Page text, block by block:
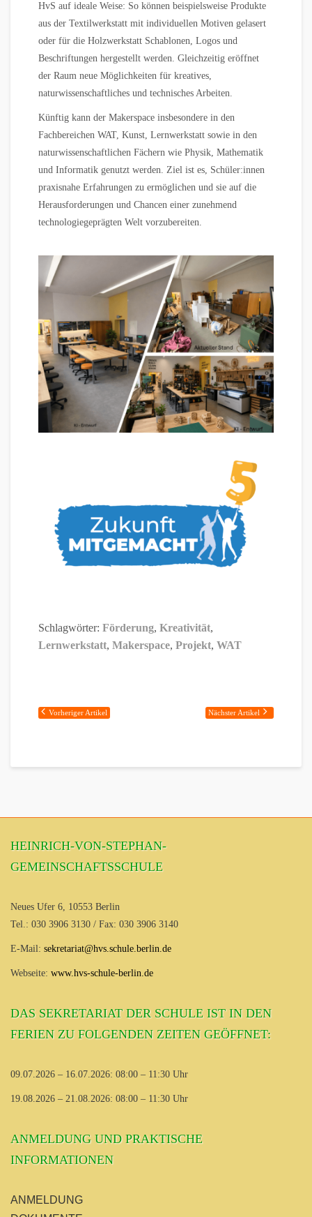
HvS auf ideale Weise: So können beispielsweise Produkte
aus der Textilwerkstatt mit individuellen Motiven gelasert
oder für die Holzwerkstatt Schablonen, Logos und
Beschriftungen hergestellt werden. Gleichzeitig eröffnet
der Raum neue Möglichkeiten für kreatives,
naturwissenschaftliches und technisches Arbeiten.
Künftig kann der Makerspace insbesondere in den
Fachbereichen WAT, Kunst, Lernwerkstatt sowie in den
naturwissenschaftlichen Fächern wie Physik, Mathematik
und Informatik genutzt werden. Ziel ist es, Schüler:innen
praxisnahe Erfahrungen zu ermöglichen und sie auf die
Herausforderungen und Chancen einer zunehmend
technologiegeprägten Welt vorzubereiten.
Schlagwörter: Förderung, Kreativität,
Lernwerkstatt, Makerspace, Projekt, WAT
Vorheriger Artikel Nächster Artikel
HEINRICH-VON-STEPHAN-
GEMEINSCHAFTSSCHULE
Neues Ufer 6, 10553 Berlin
Tel.: 030 3906 3130 / Fax: 030 3906 3140
E-Mail: sekretariat@hvs.schule.berlin.de
Webseite: www.hvs-schule-berlin.de
DAS SEKRETARIAT DER SCHULE IST IN DEN
FERIEN ZU FOLGENDEN ZEITEN GEÖFFNET:
09.07.2026 – 16.07.2026: 08:00 – 11:30 Uhr
19.08.2026 – 21.08.2026: 08:00 – 11:30 Uhr
ANMELDUNG UND PRAKTISCHE
INFORMATIONEN
ANMELDUNG